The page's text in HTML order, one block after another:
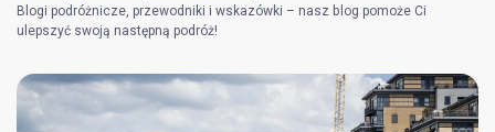
Blogi podróżnicze, przewodniki i wskazówki – nasz blog pomoże Ci
ulepszyć swoją następną podróż!